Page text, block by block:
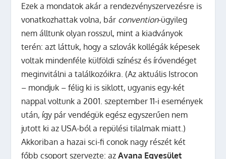
Ezek a mondatok akár a rendezvényszervezésre is
vonatkozhattak volna, bár convention-ügyileg
nem álltunk olyan rosszul, mint a kiadványok
terén: azt láttuk, hogy a szlovák kollégák képesek
voltak mindenféle külföldi színész és íróvendéget
meginvitálni a találkozóikra. (Az aktuális Istrocon
– mondjuk – félig ki is siklott, ugyanis egy-két
nappal voltunk a 2001. szeptember 11-i események
után, így pár vendégük egész egyszerűen nem
jutott ki az USA-ból a repülési tilalmak miatt.)
Akkoriban a hazai sci-fi conok nagy részét két
főbb csoport szervezte: azAvana Egyesület